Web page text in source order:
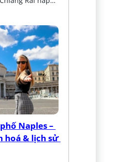
Naples –
hoá & lịch sử